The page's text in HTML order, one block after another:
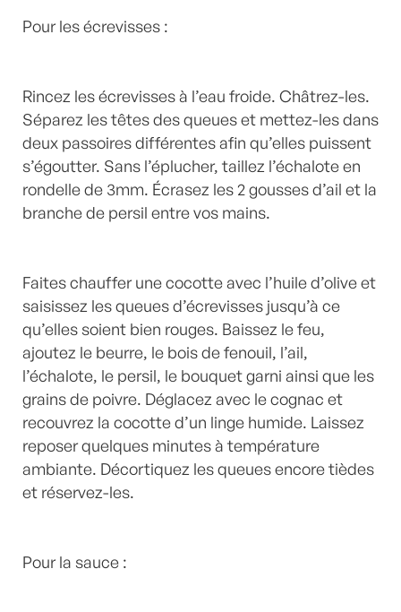
Pour les écrevisses :
Rincez les écrevisses à l’eau froide. Châtrez-les.
Séparez les têtes des queues et mettez-les dans
deux passoires différentes afin qu’elles puissent
s’égoutter. Sans l’éplucher, taillez l’échalote en
rondelle de 3mm. Écrasez les 2 gousses d’ail et la
branche de persil entre vos mains.
Faites chauffer une cocotte avec l’huile d’olive et
saisissez les queues d’écrevisses jusqu’à ce
qu’elles soient bien rouges. Baissez le feu,
ajoutez le beurre, le bois de fenouil, l’ail,
l’échalote, le persil, le bouquet garni ainsi que les
grains de poivre. Déglacez avec le cognac et
recouvrez la cocotte d’un linge humide. Laissez
reposer quelques minutes à température
ambiante. Décortiquez les queues encore tièdes
et réservez-les.
Pour la sauce :